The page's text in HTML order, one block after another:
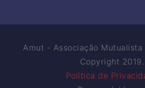
Amut - Associação Mutualista
Copyright 2019.
Política de